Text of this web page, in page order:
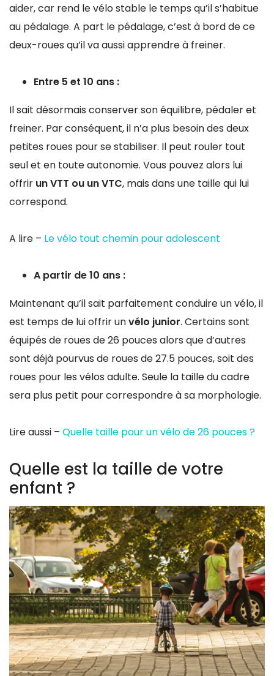
aider, car rend le vélo stable le temps qu’il s’habitue
au pédalage. A part le pédalage, c’est à bord de ce
deux-roues qu’il va aussi apprendre à freiner.
Entre 5 et 10 ans :
Il sait désormais conserver son équilibre, pédaler et
freiner. Par conséquent, il n’a plus besoin des deux
petites roues pour se stabiliser. Il peut rouler tout
seul et en toute autonomie. Vous pouvez alors lui
offrir un VTT ou un VTC, mais dans une taille qui lui
correspond.
A lire – Le vélo tout chemin pour adolescent
A partir de 10 ans :
Maintenant qu’il sait parfaitement conduire un vélo, il
est temps de lui offrir unvélo junior. Certains sont
équipés de roues de 26 pouces alors que d’autres
sont déjà pourvus de roues de 27.5 pouces, soit des
roues pour les vélos adulte. Seule la taille du cadre
sera plus petit pour correspondre à sa morphologie.
Lire aussi – Quelle taille pour un vélo de 26 pouces ?
Quelle est la taille de votre
enfant ?